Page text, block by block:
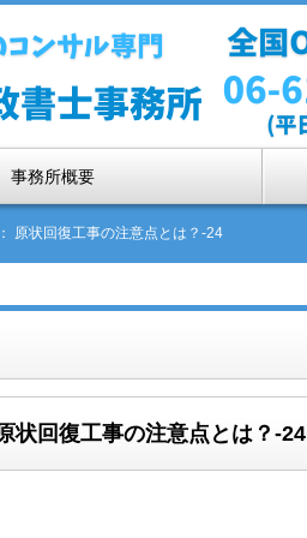
事務所概要
原状回復工事の注意点とは？-24
状回復工事の注意点とは？-24